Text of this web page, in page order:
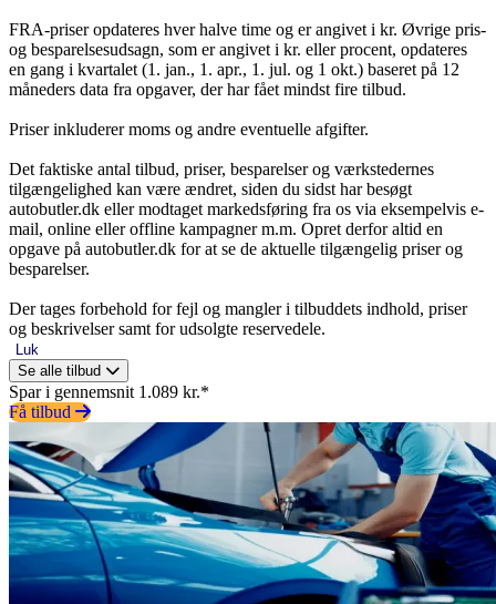
FRA-priser opdateres hver halve time og er angivet i kr. Øvrige pris-
og besparelsesudsagn, som er angivet i kr. eller procent, opdateres
en gang i kvartalet (1. jan., 1. apr., 1. jul. og 1 okt.) baseret på 12
måneders data fra opgaver, der har fået mindst fire tilbud.
Priser inkluderer moms og andre eventuelle afgifter.
Det faktiske antal tilbud, priser, besparelser og værkstedernes
tilgængelighed kan være ændret, siden du sidst har besøgt
autobutler.dk eller modtaget markedsføring fra os via eksempelvis e-
mail, online eller offline kampagner m.m. Opret derfor altid en
opgave på autobutler.dk for at se de aktuelle tilgængelig priser og
besparelser.
Der tages forbehold for fejl og mangler i tilbuddets indhold, priser
og beskrivelser samt for udsolgte reservedele.
Luk
Se alle tilbud
Spar i gennemsnit 1.089 kr.*
Få tilbud